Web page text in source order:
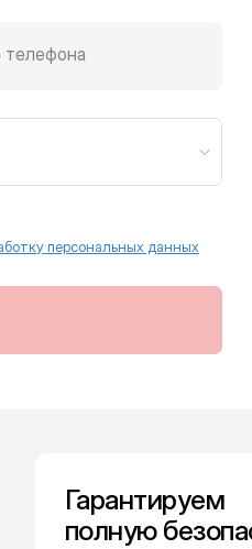
персональных данных
Гарантируем
полную